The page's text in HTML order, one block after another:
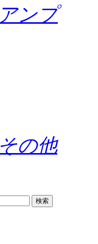
アンプ
その他